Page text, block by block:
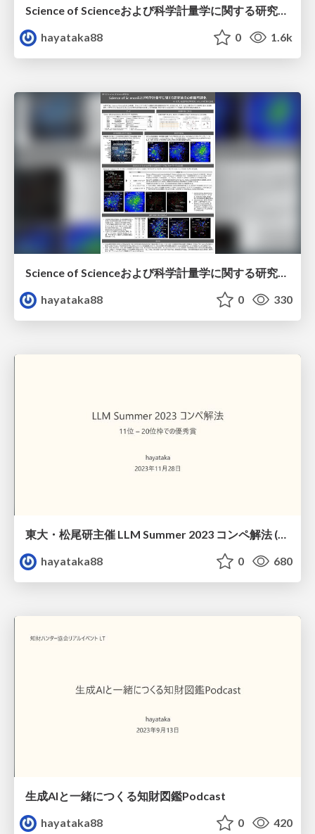
Science of Scienceおよび科学計量学に関する研究論文の俯瞰可視化_LT版
hayataka88
0 1.6k
hayataka88
0 330
東大・松尾研主催 LLM Summer 2023 コンペ解法 (11位 – 20位枠での優秀賞)
hayataka88
0 680
生成AIと一緒につくる知財図鑑Podcast
hayataka88
0 420